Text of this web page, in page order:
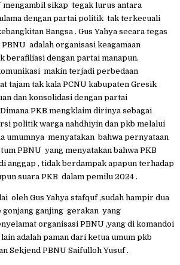
mengambil sikap tegak lurus antara
dengan partai politik tak terkecuali
Bangsa . Gus Yahya secara tegas
adalah organisasi keagamaan
berafiliasi dengan partai manapun.
makin terjadi perbedaan
tajam tak kala PCNU kabupaten Gresik
dan konsolidasi dengan partai
PKB mengklaim dirinya sebagai
politik warga nahdhiyin dan pkb melalui
umumnya menyatakan bahwa pernyataan
PBNU yang menyatakan bahwa PKB
anggap , tidak berdampak apapun terhadap
suara PKB dalam pemilu 2024 .
oleh Gus Yahya stafquf ,sudah hampir dua
ganjing gerakan yang
organisasi PBNU ,yang di komandoi
adalah paman dari ketua umum pkb
Sekjend PBNU Saifulloh Yusuf .